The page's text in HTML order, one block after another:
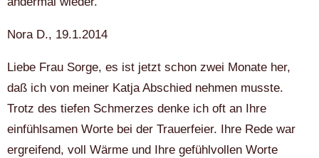
Nora D., 19.1.2014
Liebe Frau Sorge, es ist jetzt schon zwei Monate her,
daß ich von meiner Katja Abschied nehmen musste.
Trotz des tiefen Schmerzes denke ich oft an Ihre
einfühlsamen Worte bei der Trauerfeier. Ihre Rede war
ergreifend, voll Wärme und Ihre gefühlvollen Worte